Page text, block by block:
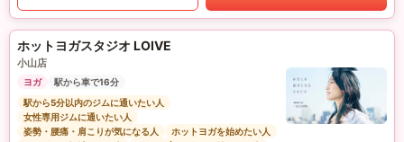
ホットヨガスタジオ LOIVE
小山店
ヨガ
駅から車で16分
駅から5分以内のジムに通いたい人
女性専用ジムに通いたい人
姿勢・腰痛・肩こりが気になる人
ホットヨガを始めたい人